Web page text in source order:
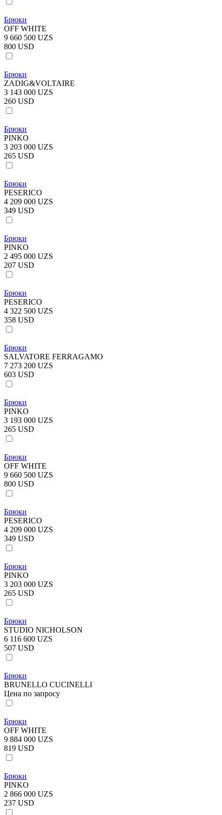
Брюки
OFF WHITE
9 660 500 UZS
800 USD
Брюки
ZADIG&VOLTAIRE
3 143 000 UZS
260 USD
Брюки
PINKO
3 203 000 UZS
265 USD
Брюки
PESERICO
4 209 000 UZS
349 USD
Брюки
PINKO
2 495 000 UZS
207 USD
Брюки
PESERICO
4 322 500 UZS
358 USD
Брюки
SALVATORE FERRAGAMO
7 273 200 UZS
603 USD
Брюки
PINKO
3 193 000 UZS
265 USD
Брюки
OFF WHITE
9 660 500 UZS
800 USD
Брюки
PESERICO
4 209 000 UZS
349 USD
Брюки
PINKO
3 203 000 UZS
265 USD
Брюки
STUDIO NICHOLSON
6 116 600 UZS
507 USD
Брюки
BRUNELLO CUCINELLI
Цена по запросу
Брюки
OFF WHITE
9 884 000 UZS
819 USD
Брюки
PINKO
2 866 000 UZS
237 USD